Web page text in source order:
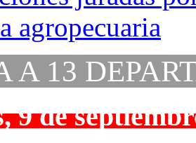
A 13
9 de